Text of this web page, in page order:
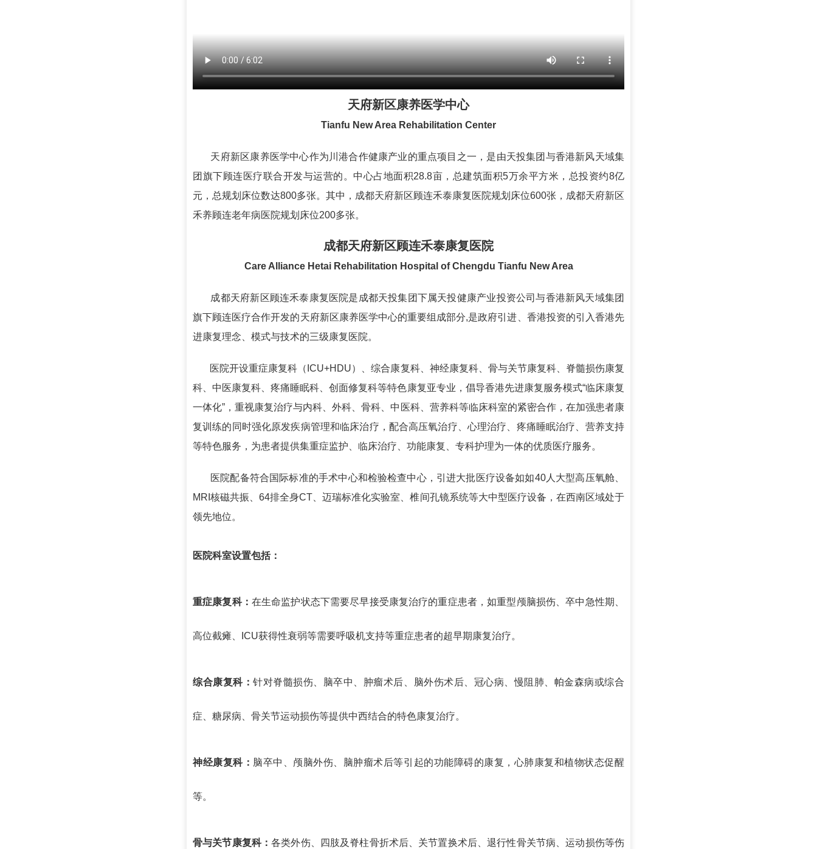
天府新区康养医学中心
Tianfu New Area Rehabilitation Center
天府新区康养医学中心作为川港合作健康产业的重点项目之一，是由天投集团与香港新风天域集
团旗下顾连医疗联合开发与运营的。中心占地面积28.8亩，总建筑面积5万余平方米，总投资约8亿
元，总规划床位数达800多张。其中，成都天府新区顾连禾泰康复医院规划床位600张，成都天府新区
禾养顾连老年病医院规划床位200多张。
成都天府新区顾连禾泰康复医院
Care Alliance Hetai Rehabilitation Hospital of Chengdu Tianfu New Area
成都天府新区顾连禾泰康复医院是成都天投集团下属天投健康产业投资公司与香港新风天域集团
旗下顾连医疗合作开发的天府新区康养医学中心的重要组成部分,是政府引进、香港投资的引入香港先
进康复理念、模式与技术的三级康复医院。
医院开设重症康复科（ICU+HDU）、综合康复科、神经康复科、骨与关节康复科、脊髓损伤康复
科、中医康复科、疼痛睡眠科、创面修复科等特色康复亚专业，倡导香港先进康复服务模式“临床康复
一体化”，重视康复治疗与内科、外科、骨科、中医科、营养科等临床科室的紧密合作，在加强患者康
复训练的同时强化原发疾病管理和临床治疗，配合高压氧治疗、心理治疗、疼痛睡眠治疗、营养支持
等特色服务，为患者提供集重症监护、临床治疗、功能康复、专科护理为一体的优质医疗服务。
医院配备符合国际标准的手术中心和检验检查中心，引进大批医疗设备如如40人大型高压氧舱、
MRI核磁共振、64排全身CT、迈瑞标准化实验室、椎间孔镜系统等大中型医疗设备，在西南区域处于
领先地位。
医院科室设置包括：
重症康复科： 在生命监护状态下需要尽早接受康复治疗的重症患者，如重型颅脑损伤、卒中急性期、
高位截瘫、ICU获得性衰弱等需要呼吸机支持等重症患者的超早期康复治疗。
综合康复科：针对脊髓损伤、脑卒中、肿瘤术后、脑外伤术后、冠心病、慢阻肺、帕金森病或综合
症、糖尿病、骨关节运动损伤等提供中西结合的特色康复治疗。
神经康复科： 脑卒中、颅脑外伤、脑肿瘤术后等引起的功能障碍的康复，心肺康复和植物状态促醒
等。
骨与关节康复科：各类外伤、四肢及脊柱骨折术后、关节置换术后、退行性骨关节病、运动损伤等伤